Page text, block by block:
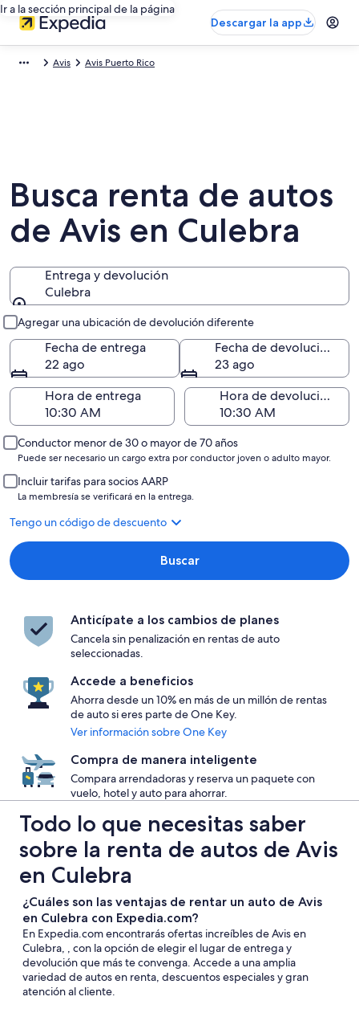
Ir a la sección principal de la página
Descargar la app
Avis Avis Puerto Rico
Busca renta de autos
de Avis en Culebra
Entrega y devolución
Culebra
Agregar una ubicación de devolución diferente
Fecha de entrega
22 ago
Fecha de devolución
23 ago
Hora de entrega
Hora de devolución
Conductor menor de 30 o mayor de 70 años
Puede ser necesario un cargo extra por conductor joven o adulto mayor.
Incluir tarifas para socios AARP
La membresía se verificará en la entrega.
Tengo un código de descuento
Buscar
Anticípate a los cambios de planes
Cancela sin penalización en rentas de auto
seleccionadas.
Accede a beneficios
Ahorra desde un 10% en más de un millón de rentas
de auto si eres parte de One Key.
Ver información sobre One Key
Compra de manera inteligente
Compara arrendadoras y reserva un paquete con
vuelo, hotel y auto para ahorrar.
Todo lo que necesitas saber
sobre la renta de autos de Avis
en Culebra
¿Cuáles son las ventajas de rentar un auto de Avis
en Culebra con Expedia.com?
En Expedia.com encontrarás ofertas increíbles de Avis en
Culebra, , con la opción de elegir el lugar de entrega y
devolución que más te convenga. Accede a una amplia
variedad de autos en renta, descuentos especiales y gran
atención al cliente.